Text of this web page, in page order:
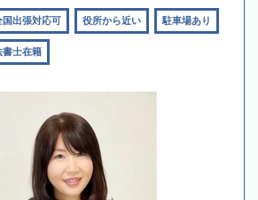
国出張対応可 役所から近い 駐車場あり
書士在籍